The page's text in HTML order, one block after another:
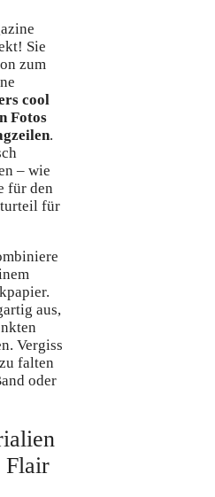
Sie
zum
cool
Fotos
.
– wie
für den
für
aus,
Vergiss
falten
oder
Flair